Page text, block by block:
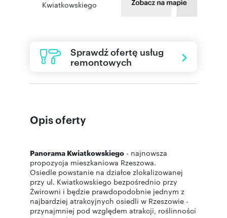
Kwiatkowskiego
Sprawdź ofertę usług
remontowych
Opis oferty
Panorama Kwiatkowskiego - najnowsza
propozycja mieszkaniowa Rzeszowa.
Osiedle powstanie na działce zlokalizowanej
przy ul. Kwiatkowskiego bezpośrednio przy
Żwirowni i będzie prawdopodobnie jednym z
najbardziej atrakcyjnych osiedli w Rzeszowie -
przynajmniej pod względem atrakcji, roślinności